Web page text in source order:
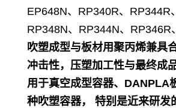
EP648N、RP340R、RP344R
RP348N、RP344N、RP346R
吹塑成型与板材用聚丙烯兼具
冲击性，压塑加工性与最终成
用于真空成型容器、DANPLA
种吹塑容器， 特别是近来研发